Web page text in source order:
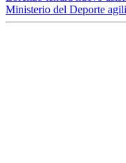
Ministerio del Deporte